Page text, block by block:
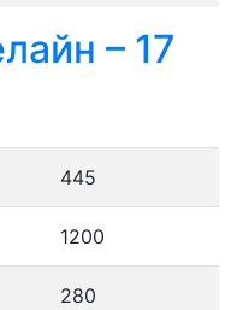
– 17
445
1200
280